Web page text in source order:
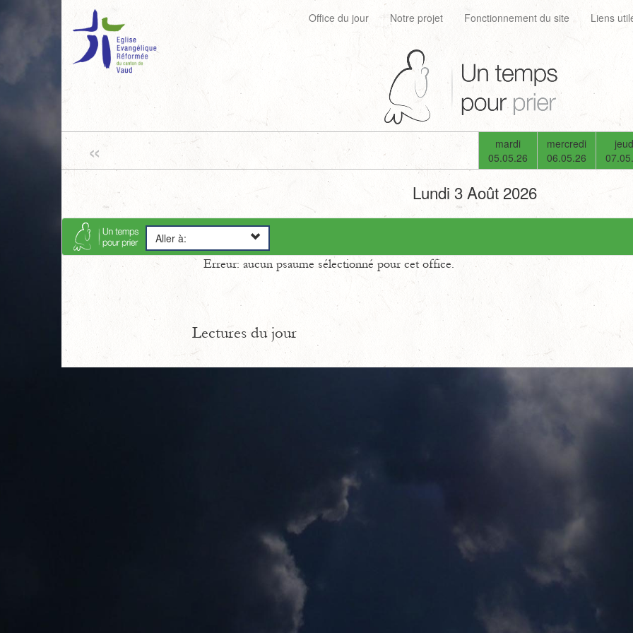
Office du jour Notre projet Fonctionnement du site Liens
«
mardi
05.05.26
mercredi
06.05.26
Lundi 3 Août 2026
Aller à:
Erreur: aucun psaume sélectionné pour cet office.
Lectures du jour